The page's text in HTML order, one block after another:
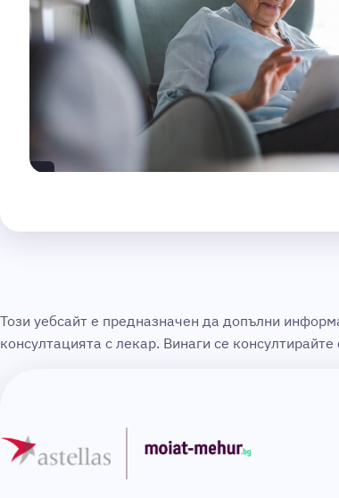
Този уебсайт е предназначен да допълни
консултацията с лекар. Винаги се